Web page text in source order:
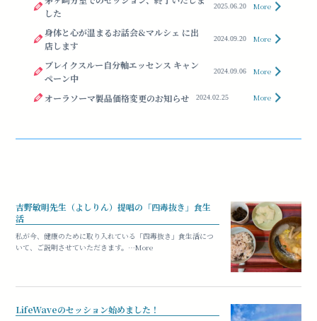
した
2025.06.20 More
身体と心が温まるお話会&マルシェ に出
店します
2024.09.20 More
ブレイクスルー自分軸エッセンス キャン
ペーン中
2024.09.06 More
オーラソーマ製品価格変更のお知らせ 2024.02.25 More
吉野敏明先生（よしりん）提唱の「四毒抜き」食生
活
私が今、健康のために取り入れている「四毒抜き」食生活につ
いて、ご説明させていただきます。…More
LifeWaveのセッション始めました！